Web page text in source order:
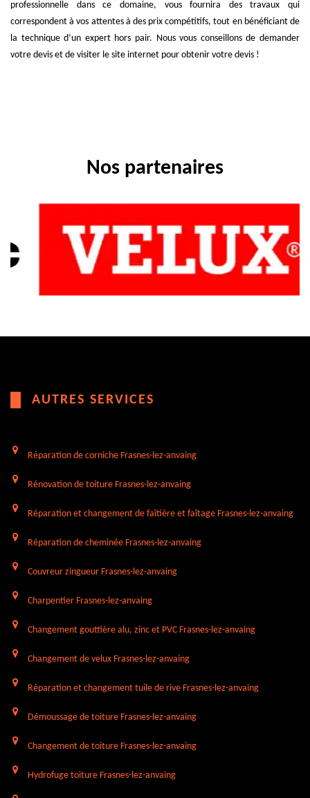
professionnelle dans ce domaine, vous fournira des travaux qui
correspondent à vos attentes à des prix compétitifs, tout en bénéficiant de
la technique d’un expert hors pair. Nous vous conseillons de demander
votre devis et de visiter le site internet pour obtenir votre devis !
Nos partenaires
AUTRES SERVICES
Réparation de corniche Frasnes-lez-anvaing
Rénovation de toiture Frasnes-lez-anvaing
Réparation et changement de faîtière et faîtage Frasnes-lez-anvaing
Réparation de cheminée Frasnes-lez-anvaing
Couvreur zingueur Frasnes-lez-anvaing
Charpentier Frasnes-lez-anvaing
Changement gouttière alu, zinc et PVC Frasnes-lez-anvaing
Changement de velux Frasnes-lez-anvaing
Réparation et changement tuile de rive Frasnes-lez-anvaing
Démoussage de toiture Frasnes-lez-anvaing
Changement de toiture Frasnes-lez-anvaing
Hydrofuge toiture Frasnes-lez-anvaing